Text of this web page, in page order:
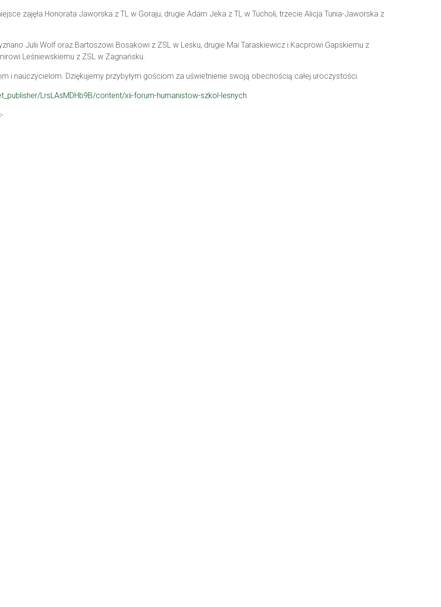
zajęła Honorata Jaworska z TL w Goraju, drugie Adam Jeka z TL w Tucholi, trzecie Alicja Tunia-Jaworska z
Julii Wolf oraz Bartoszowi Bosakowi z ZSL w Lesku, drugie Mai Taraskiewicz i Kacprowi Gapskiemu z
Leśniewskiemu z ZSL w Zagnańsku.
i nauczycielom. Dziękujemy przybyłym gościom za uświetnienie swoją obecnością całej uroczystości.
LrsLAsMDHb9B/content/xii-forum-humanistow-szkol-lesnych